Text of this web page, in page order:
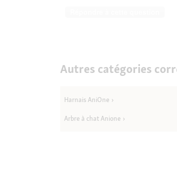
Autres catégories
Harnais AniOne
Arbre à chat Anione